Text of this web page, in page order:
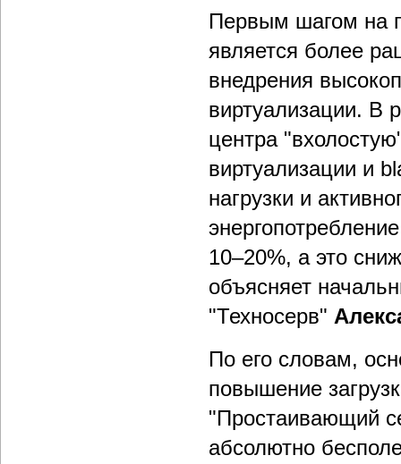
Первым шагом на
является более
внедрения
виртуализации. В
центра
виртуализации и
нагрузки и
10–20%, а это
объясняет
"Техносерв"
По его словам,
повышение
"Простаивающий
абсолютно